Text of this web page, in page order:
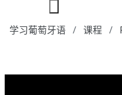
学习葡萄牙语 课程